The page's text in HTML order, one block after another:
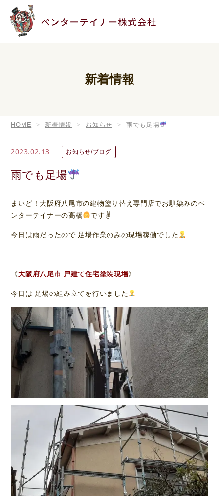
新着情報
HOME 新着情報 お知らせ 雨でも足場
2023.02.13 お知らせ/ブログ
雨でも足場
まいど！大阪府八尾市の建物塗り替え専門店でお馴染みのペ
ンターテイナーの高橋
です✌
今日は雨だったので 足場作業のみの現場稼働でした
《大阪府八尾市 戸建て住宅塗装現場》
今日は 足場の組み立てを行いました